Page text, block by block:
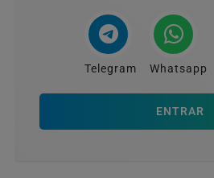
Telegram Whatsapp
ENTRAR